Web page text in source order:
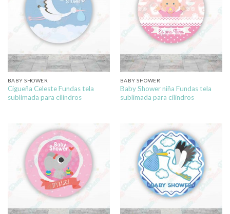
BABY SHOWER
Cigueña Celeste Fundas tela
sublimada para cilindros
BABY SHOWER
Baby Shower niña Fundas tela
sublimada para cilindros